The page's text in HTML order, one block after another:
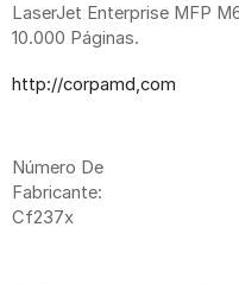
LaserJet Enterprise MFP
10.000 Páginas.
http://corpamd,com
Número De
Fabricante:
Cf237x